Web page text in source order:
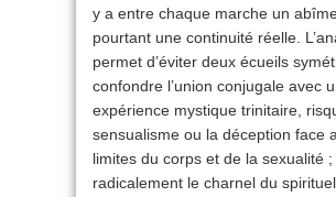
y a entre chaque marche un
pourtant une continuité réelle.
permet d’éviter deux écueils
confondre l’union conjugale avec
expérience mystique trinitaire,
sensualisme ou la déception face
limites du corps et de la sexualité
radicalement le charnel du